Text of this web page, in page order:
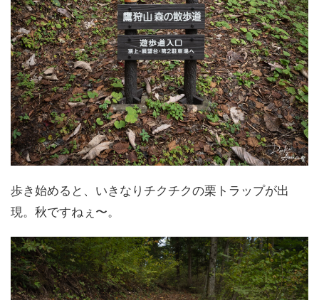
歩き始めると、いきなりチクチクの栗トラップが出
現。秋ですねぇ〜。